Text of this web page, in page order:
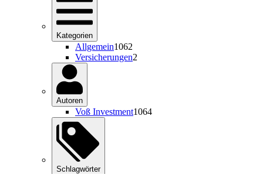
Kategorien
Allgemein1062
Versicherungen2
Autoren
Voß Investment1064
Schlagwörter